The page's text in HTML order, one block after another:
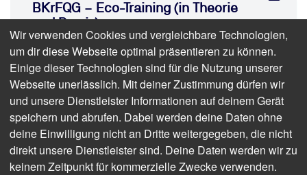
BKrFQG – Eco-Training (in Theorie
und Praxis)
Anerkannte Weiterbildung nach
Berufskraftfahrer-Qualifikations-Gesetz
Präsenz | 1 Tag | ab 272,70 € inkl. USt.
Wir verwenden Cookies und vergleichbare Technologien,
um dir diese Webseite optimal präsentieren zu können.
Einige dieser Technologien sind für die Nutzung unserer
Webseite unerlässlich. Mit deiner Zustimmung dürfen wir
und unsere Dienstleister Informationen auf deinem Gerät
speichern und abrufen. Dabei werden deine Daten ohne
deine Einwilligung nicht an Dritte weitergegeben, die nicht
direkt unsere Dienstleister sind. Deine Daten werden wir zu
keinem Zeitpunkt für kommerzielle Zwecke verwenden.